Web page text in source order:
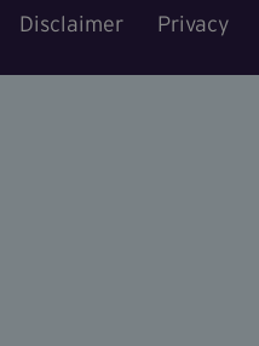
Disclaimer Privacy